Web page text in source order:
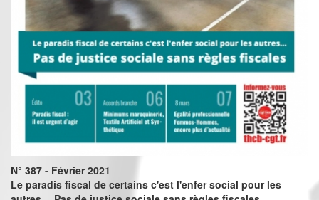
N° 387 - Février 2021
Le paradis fiscal de certains c'est l'enfer social pour les